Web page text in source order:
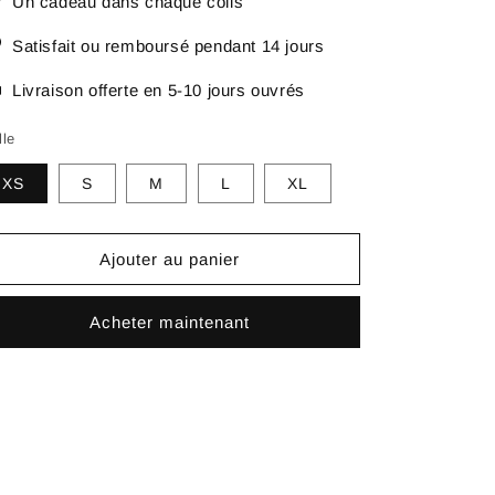
Satisfait ou remboursé pendant 14 jours
Livraison offerte en 5-10 jours ouvrés
XS S M L XL
Ajouter au panier
Acheter maintenant